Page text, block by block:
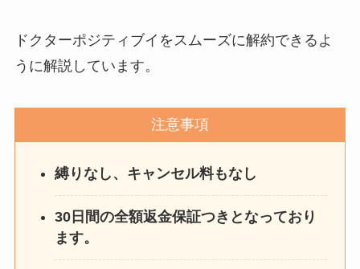
ドクターポジティブイをスムーズに解約できるよ
うに解説しています。
注意事項
縛りなし、キャンセル料もなし
30日間の全額返金保証つきとなっており
ます。